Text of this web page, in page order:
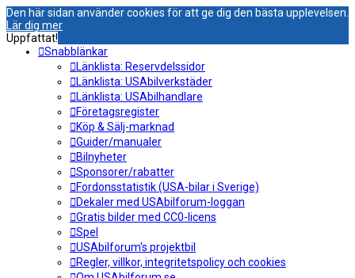
Den här sidan använder cookies för att ge dig den bästa upplevelsen.
Lär dig mer
Uppfattat!
Snabblänkar
Länklista: Reservdelssidor
Länklista: USAbilverkstäder
Länklista: USAbilhandlare
Företagsregister
Köp & Sälj-marknad
Guider/manualer
Bilnyheter
Sponsorer/rabatter
Fordonsstatistik (USA-bilar i Sverige)
Dekaler med USAbilforum-loggan
Gratis bilder med CC0-licens
Spel
USAbilforum's projektbil
Regler, villkor, integritetspolicy och cookies